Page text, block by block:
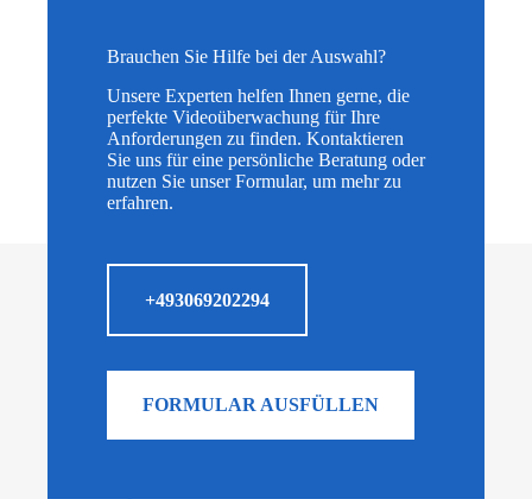
Brauchen Sie Hilfe bei der Auswahl?
Unsere Experten helfen Ihnen gerne, die
perfekte Videoüberwachung für Ihre
Anforderungen zu finden. Kontaktieren
Sie uns für eine persönliche Beratung oder
nutzen Sie unser Formular, um mehr zu
erfahren.
+493069202294
FORMULAR AUSFÜLLEN